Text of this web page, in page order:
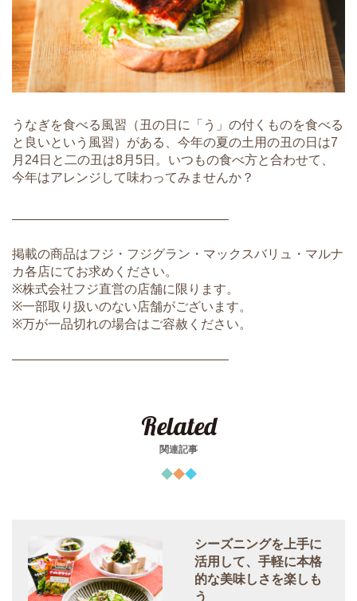
うなぎを食べる風習（丑の日に「う」の付くものを食べる
と良いという風習）がある、今年の夏の土用の丑の日は7
月24日と二の丑は8月5日。いつもの食べ方と合わせて、
今年はアレンジして味わってみませんか？
―――――――――――――――――
掲載の商品はフジ・フジグラン・マックスバリュ・マルナ
カ各店にてお求めください。
※株式会社フジ直営の店舗に限ります。
※一部取り扱いのない店舗がございます。
※万が一品切れの場合はご容赦ください。
―――――――――――――――――
Related
関連記事
シーズニングを上手に
活用して、手軽に本格
的な美味しさを楽しも
う